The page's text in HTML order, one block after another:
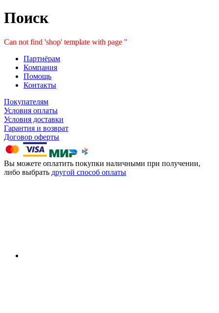
Поиск
Can not find 'shop' template with page ''
Партнёрам
Компания
Помощь
Контакты
Покупателям
Условия оплаты
Условия доставки
Гарантия и возврат
Договор оферты
Вы можете оплатить покупки наличными при получении,
либо выбрать другой способ оплаты